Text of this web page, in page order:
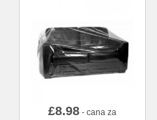
£8.98 - cana za